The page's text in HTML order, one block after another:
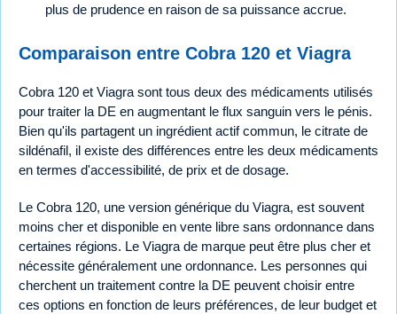
plus de prudence en raison de sa puissance accrue.
Comparaison entre Cobra 120 et Viagra
Cobra 120 et Viagra sont tous deux des médicaments utilisés
pour traiter la DE en augmentant le flux sanguin vers le pénis.
Bien qu'ils partagent un ingrédient actif commun, le citrate de
sildénafil, il existe des différences entre les deux médicaments
en termes d'accessibilité, de prix et de dosage.
Le Cobra 120, une version générique du Viagra, est souvent
moins cher et disponible en vente libre sans ordonnance dans
certaines régions. Le Viagra de marque peut être plus cher et
nécessite généralement une ordonnance. Les personnes qui
cherchent un traitement contre la DE peuvent choisir entre
ces options en fonction de leurs préférences, de leur budget et